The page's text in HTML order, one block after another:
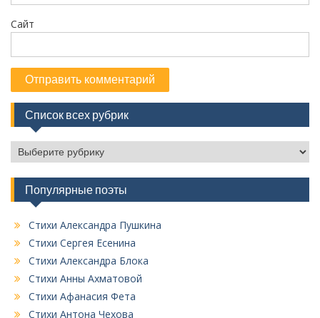
Сайт
Список всех рубрик
п
и
к
в
е
х
р
у
Популярные поэты
Стихи Александра Пушкина
Стихи Сергея Есенина
Стихи Александра Блока
Стихи Анны Ахматовой
Стихи Афанасия Фета
Стихи Антона Чехова